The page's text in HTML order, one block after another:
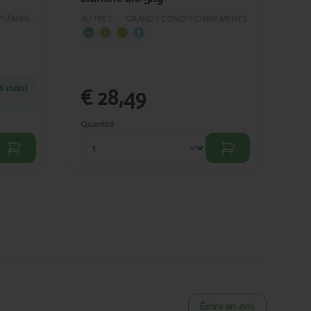
stuks)
€ 28,49
Quantité
Écrire un avis